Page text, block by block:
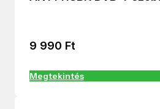
9 990 Ft
Megtekintés